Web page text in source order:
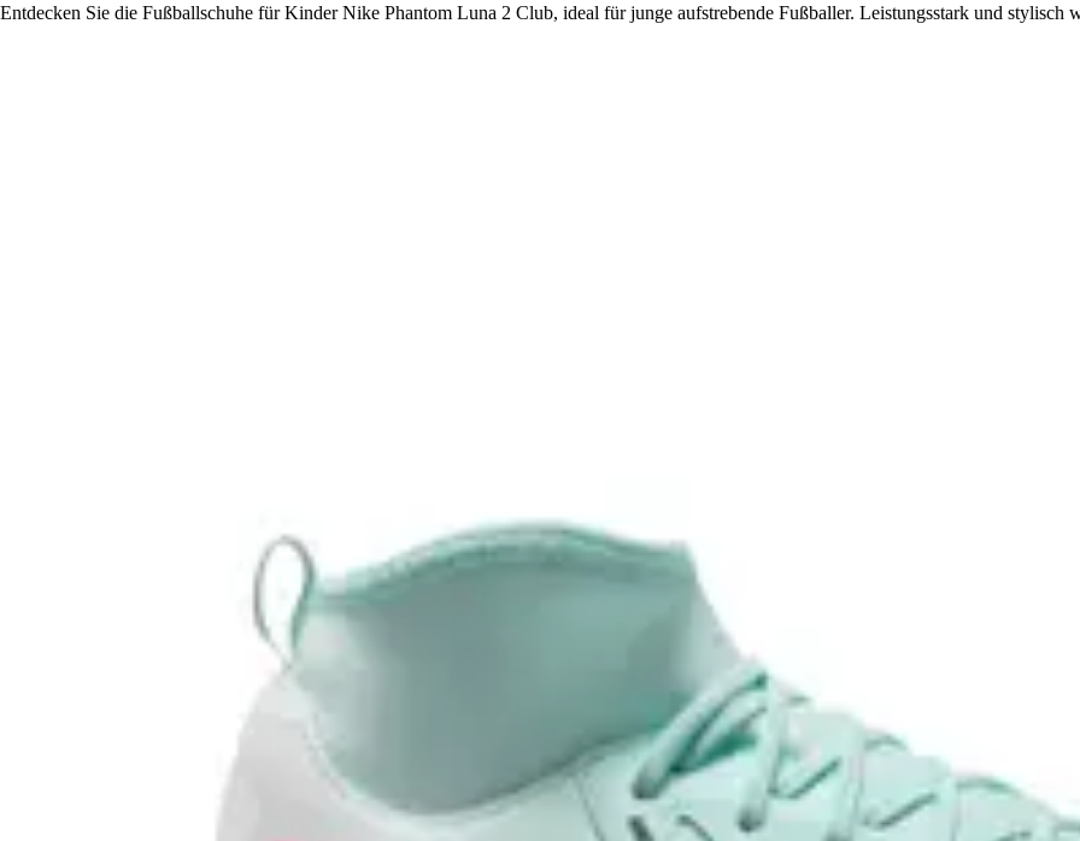
Entdecken Sie die Fußballschuhe für Kinder Nike Phantom Luna 2 Club, ideal für junge aufstrebende Fußballer. Leistungsstark und stylisch